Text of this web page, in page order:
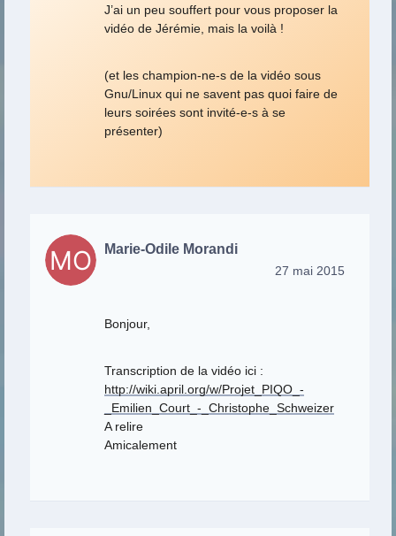
J’ai un peu souffert pour vous proposer la
vidéo de Jérémie, mais la voilà !
(et les champion-ne-s de la vidéo sous
Gnu/Linux qui ne savent pas quoi faire de
leurs soirées sont invité-e-s à se
présenter)
Marie-Odile Morandi
27 mai 2015
Bonjour,
Transcription de la vidéo ici :
http://wiki.april.org/w/Projet_PIQO_-
_Emilien_Court_-_Christophe_Schweizer
A relire
Amicalement